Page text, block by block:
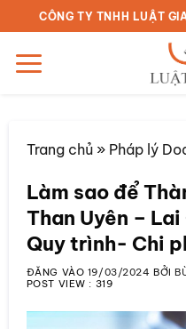
qua
nội
dung
CÔNG TY TNHH LUẬT
Trang chủ» Pháp lý
Làm sao để
Than Uyên –
Quy trình- Chi
ĐĂNG VÀO 19/03/2024 BỞI
POST VIEW : 319